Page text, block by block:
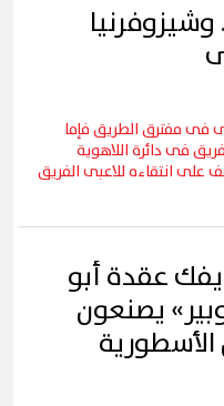
فى مفترق الطريق فإما
فى دائرة اللاهوية
على انتقاءه للاعبى الفريق
عقدة أبو
يصنعون
الأسطورية